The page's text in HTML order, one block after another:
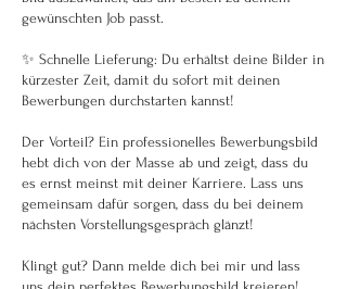
gewünschten Job passt.
✨ Schnelle Lieferung: Du erhältst deine Bilder in
kürzester Zeit, damit du sofort mit deinen
Bewerbungen durchstarten kannst!
Der Vorteil? Ein professionelles Bewerbungsbild
hebt dich von der Masse ab und zeigt, dass du
es ernst meinst mit deiner Karriere. Lass uns
gemeinsam dafür sorgen, dass du bei deinem
nächsten Vorstellungsgespräch glänzt!
Klingt gut? Dann melde dich bei mir und lass